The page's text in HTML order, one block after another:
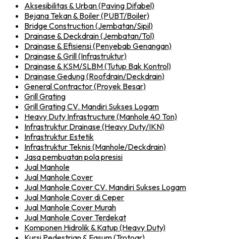
Aksesibilitas & Urban (Paving Difabel)
Bejana Tekan & Boiler (PUBT/Boiler)
Bridge Construction (Jembatan/Sipil)
Drainase & Deckdrain (Jembatan/Tol)
Drainase & Efisiensi (Penyebab Genangan)
Drainase & Grill (Infrastruktur)
Drainase & KSM/SLBM (Tutup Bak Kontrol)
Drainase Gedung (Roofdrain/Deckdrain)
General Contractor (Proyek Besar)
Grill Grating
Grill Grating CV. Mandiri Sukses Logam
Heavy Duty Infrastructure (Manhole 40 Ton)
Infrastruktur Drainase (Heavy Duty/IKN)
Infrastruktur Estetik
Infrastruktur Teknis (Manhole/Deckdrain)
Jasa pembuatan pola presisi
Jual Manhole
Jual Manhole Cover
Jual Manhole Cover CV. Mandiri Sukses Logam
Jual Manhole Cover di Ceper
Jual Manhole Cover Murah
Jual Manhole Cover Terdekat
Komponen Hidrolik & Katup (Heavy Duty)